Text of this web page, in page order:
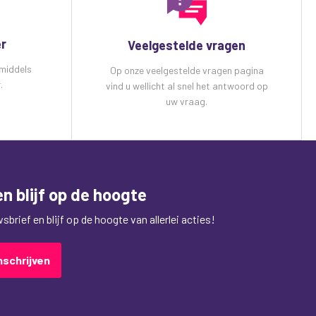
Veelgestelde vragen
Op onze veelgestelde vragen pagina
vind u wellicht al snel het antwoord op
uw vraag.
blijf op de hoogte
en blijf op de hoogte van allerlei acties!